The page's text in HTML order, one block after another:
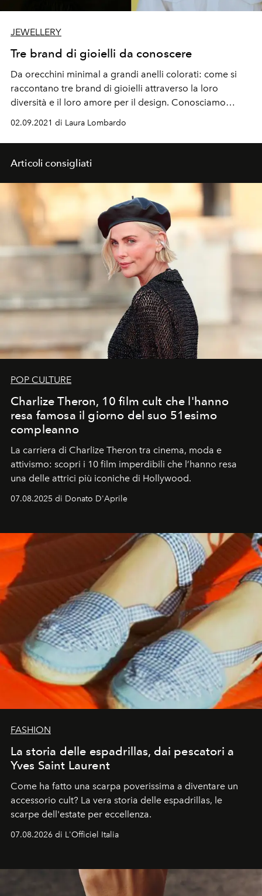
JEWELLERY
Tre brand di gioielli da conoscere
Da orecchini minimal a grandi anelli colorati: come si
raccontano tre brand di gioielli attraverso la loro
diversità e il loro amore per il design. Conosciamo
02.09.2021 di Laura Lombardo
Articoli consigliati
POP CULTURE
Charlize Theron, 10 film cult che l'hanno
resa famosa il giorno del suo 51esimo
compleanno
La carriera di Charlize Theron tra cinema, moda e
attivismo: scopri i 10 film imperdibili che l’hanno resa
una delle attrici più iconiche di Hollywood.
07.08.2025 di Donato D'Aprile
FASHION
La storia delle espadrillas, dai pescatori a
Yves Saint Laurent
Come ha fatto una scarpa poverissima a diventare un
accessorio cult? La vera storia delle espadrillas, le
scarpe dell'estate per eccellenza.
07.08.2026 di L'Officiel Italia